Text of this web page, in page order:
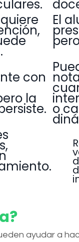
El
con
la
o
ayudar a